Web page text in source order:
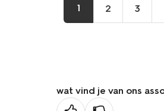
1 2 3
wat vind je van ons